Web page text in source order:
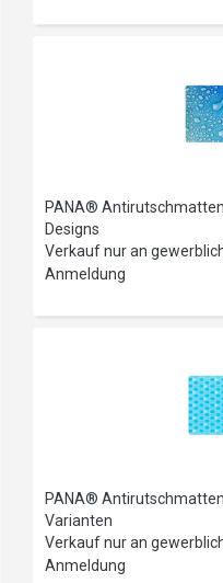
PANA®
Designs
Verkauf nur an
Anmeldung
PANA®
Varianten
Verkauf nur an
Anmeldung